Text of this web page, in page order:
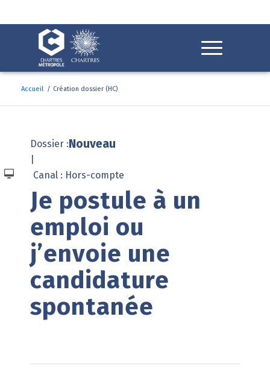
chat
Accueil / Création dossier (HC)
Dossier :Nouveau
Canal : Hors-compte
Je postule à un
emploi ou
j’envoie une
candidature
spontanée